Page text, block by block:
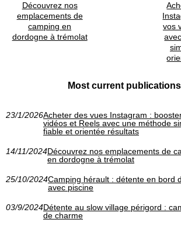
Découvrez nos
emplacements de
camping en
dordogne à trémolat
vos
Most current publications
23/1/2026Acheter des vues Instagram :
vidéos et Reels avec une méthode
fiable et orientée résultats
14/11/2024Découvrez nos emplacements de
en dordogne à trémolat
25/10/2024Camping hérault : détente en bord
avec piscine
03/9/2024Détente au slow village périgord :
de charme